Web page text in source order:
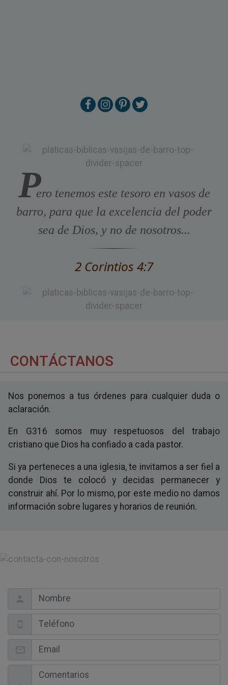
Pero tenemos este tesoro en vasos de
barro, para que la excelencia del poder
sea de Dios, y no de nosotros...
2 Corintios 4:7
CONTÁCTANOS
Nos ponemos a tus órdenes para cualquier duda o
aclaración.
En G316 somos muy respetuosos del trabajo
cristiano que Dios ha confiado a cada pastor.
Si ya perteneces a una iglesia, te invitamos a ser fiel a
donde Dios te colocó y decidas permanecer y
construir ahí. Por lo mismo, por este medio no damos
información sobre lugares y horarios de reunión.